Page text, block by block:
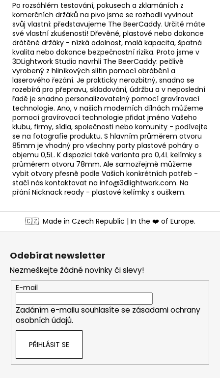
Po rozsáhlém testování, pokusech a zklamáních z
komerčních držáků na pivo jsme se rozhodli vyvinout
svůj vlastní: představujeme The BeerCaddy. Určitě máte
své vlastní zkušenosti! Dřevěné, plastové nebo dokonce
drátěné držáky - nízká odolnost, malá kapacita, špatná
kvalita nebo dokonce bezpečnostní rizika. Proto jsme v
3DLightwork Studio navrhli The BeerCaddy: pečlivě
vyrobený z hliníkových slitin pomocí obrábění a
laserového řezání. Je prakticky nerozbitný, snadno se
rozebírá pro přepravu, skladování, údržbu a v neposlední
řadě je snadno personalizovatelný pomocí gravírovací
technologie. Ano, v našich moderních dílnách můžeme
pomocí gravírovací technologie přidat jméno Vašeho
klubu, firmy, sídla, společnosti nebo komunity - podívejte
se na fotografie produktu. S hlavním průměrem otvoru
85mm je vhodný pro všechny party plastové poháry o
objemu 0,5L. K dispozici také varianta pro 0,4L kelímky s
průměrem otvoru 78mm. Ale samozřejmě můžeme
vybit otvory přesně podle Vašich konkrétních potřeb -
stačí nás kontaktovat na info@3dlightwork.com. Na
přání Nicknack ready - plastové kelímky s ouškem.
á
🇨🇿 Made in Czech Republic | In the ❤️ of Europe.
Odebírat newsletter
Nezmeškejte žádné novinky či slevy!
E-mail
Zadáním e-mailu souhlasíte se zásadami ochrany
osobních údajů.
PŘIHLÁSIT SE